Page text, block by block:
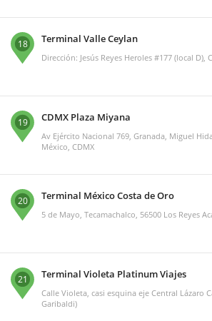
18 Terminal Valle Ceylan
Dirección: Jesús Reyes Heroles #177 (local D),
19 CDMX Plaza Miyana
Av Ejército Nacional 769, Granada, Miguel
México, CDMX
20 Terminal México Costa de Oro
5 de Mayo, Tecamachalco, 56500 Los Reyes
21 Terminal Violeta Platinum Viajes
Calle Violeta, casi esquina eje Central Lázaro
Garibaldi)